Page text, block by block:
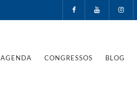
AGENDA CONGRESSOS BLOG